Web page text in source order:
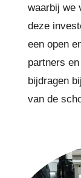
waarbij we
deze
een open
partners
bijdragen
van de